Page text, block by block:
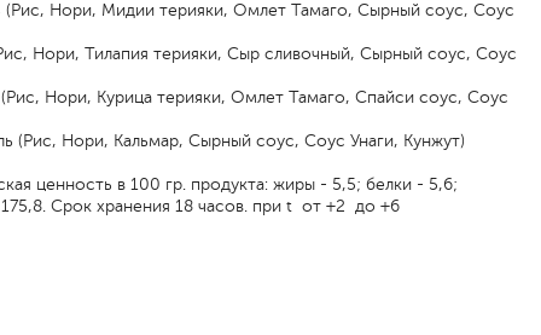
(Рис, Нори, Мидии терияки, Омлет Тамаго, Сырный соус, Соус
Нори, Тилапия терияки, Сыр сливочный, Сырный соус, Соус
Нори, Курица терияки, Омлет Тамаго, Спайси соус, Соус
(Рис, Нори, Кальмар, Сырный соус, Соус Унаги, Кунжут)
ценность в 100 гр. продукта: жиры - 5,5; белки - 5,6;
Срок хранения 18 часов. при t от +2 до +6